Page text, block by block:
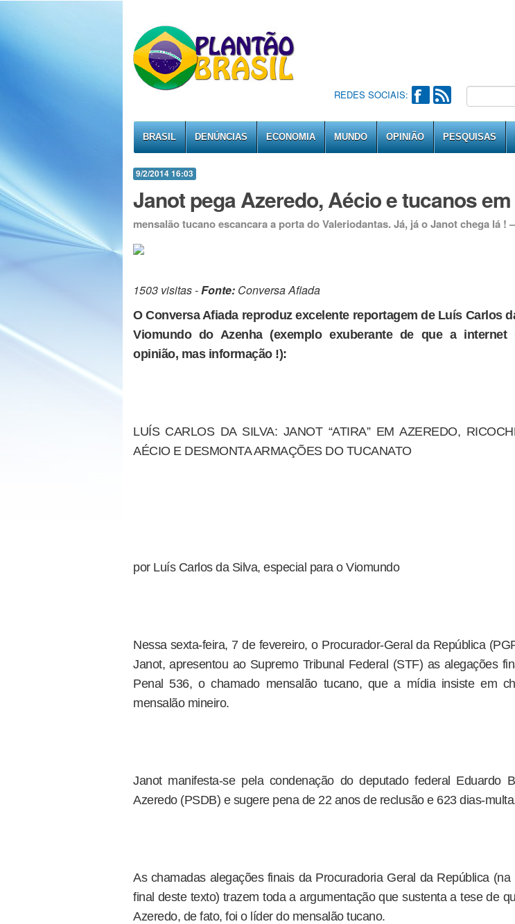
REDES SOCIAIS:
BRASIL DENÚNCIAS ECONOMIA MUNDO OPINIÃO PESQUISAS
9/2/2014 16:03
Janot pega Azeredo, Aécio e tucanos
mensalão tucano escancara a porta do Valeriodantas. Já, já o Janot chega lá !
1503 visitas -Fonte: Conversa Afiada
O Conversa Afiada reproduz excelente reportagem de Luís Carlos
Viomundo do Azenha (exemplo exuberante de que a
opinião, mas informação !):
LUÍS CARLOS DA SILVA: JANOT “ATIRA” EM AZEREDO,
AÉCIO E DESMONTA ARMAÇÕES DO TUCANATO
por Luís Carlos da Silva, especial para o Viomundo
Nessa sexta-feira, 7 de fevereiro, o Procurador-Geral da República
Janot, apresentou ao Supremo Tribunal Federal (STF) as alegações
Penal 536, o chamado mensalão tucano, que a mídia insiste em
mensalão mineiro.
Janot manifesta-se pela condenação do deputado federal Eduardo
Azeredo (PSDB) e sugere pena de 22 anos de reclusão e 623 dias-
As chamadas alegações finais da Procuradoria Geral da República (na
final deste texto) trazem toda a argumentação que sustenta a tese de
Azeredo, de fato, foi o líder do mensalão tucano.